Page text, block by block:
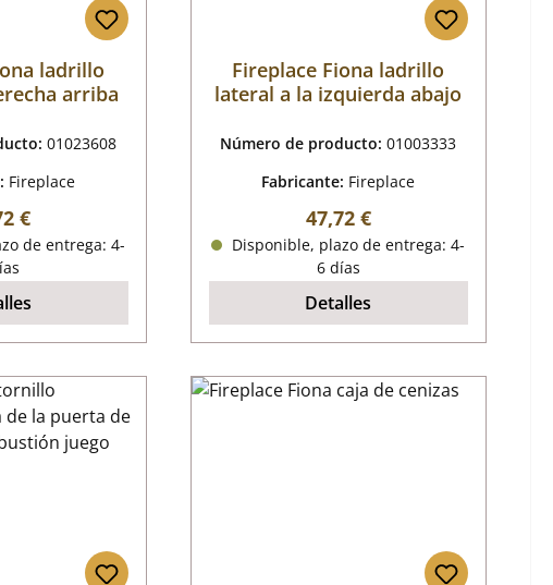
ladrillo
arriba
01023608
Fireplace
normal:
€
de entrega: 4-
Fireplace Fiona ladrillo
lateral a la izquierda abajo
Número de producto:01003333
Fabricante: Fireplace
Precio normal:
47,72 €
Disponible, plazo de entrega: 4-
6 días
Detalles